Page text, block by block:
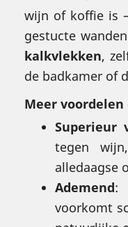
wijn of koffie is
gestucte
kalkvlekken,
de badkamer of
Meer
Superieur
tegen
alledaagse
Ademend:
voorkomt